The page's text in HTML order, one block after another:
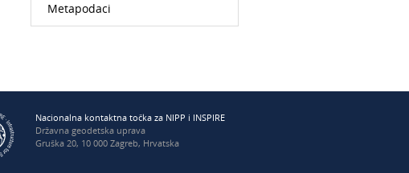
Metapodaci
Nacionalna kontaktna točka za NIPP i INSPIRE
Državna geodetska uprava
Gruška 20, 10 000 Zagreb, Hrvatska